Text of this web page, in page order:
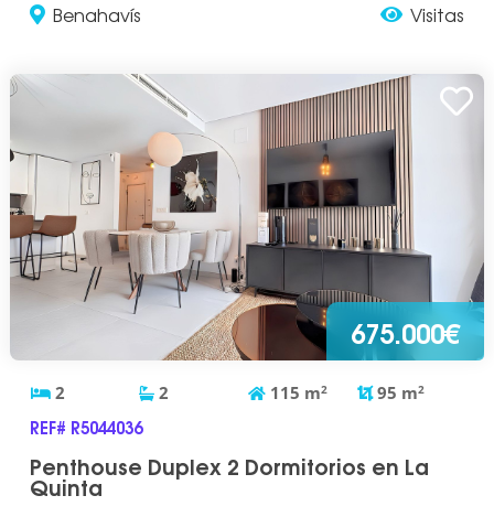
Benahavís Visitas
675.000€
2 2 115 m2 95 m2
REF# R5044036
Penthouse Duplex 2 Dormitorios en La
Quinta